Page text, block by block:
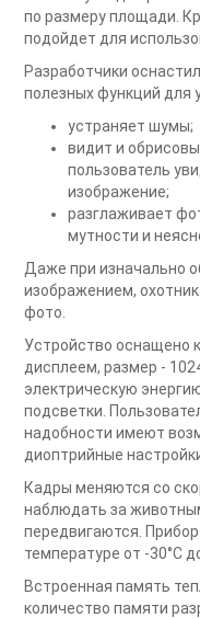
по размеру площади.
подойдет для
Разработчики
полезных функций для
устраняет шумы;
видит и
пользователь
изображение;
разглаживает
мутности и
Даже при изначально
изображением,
фото.
Устройство оснащено
дисплеем, размер -
электрическую
подсветки.
надобности имеют
диоптрийные
Кадры меняются со
наблюдать за
передвигаются.
температуре от -30°С
Встроенная память
количество памяти